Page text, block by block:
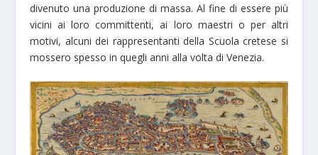
divenuto una produzione di massa. Al fine di essere più
vicini ai loro committenti, ai loro maestri o per altri
motivi, alcuni dei rappresentanti della Scuola cretese si
mossero spesso in quegli anni alla volta di Venezia.